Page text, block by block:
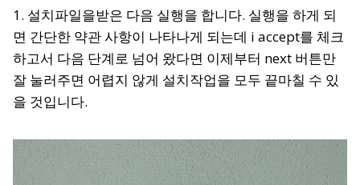
1. 설치파일을받은 다음 실행을 합니다. 실행을 하게 되
면 간단한 약관 사항이 나타나게 되는데 i accept를 체크
하고서 다음 단계로 넘어 왔다면 이제부터 next 버튼만
잘 눌러주면 어렵지 않게 설치작업을 모두 끝마칠 수 있
을 것입니다.